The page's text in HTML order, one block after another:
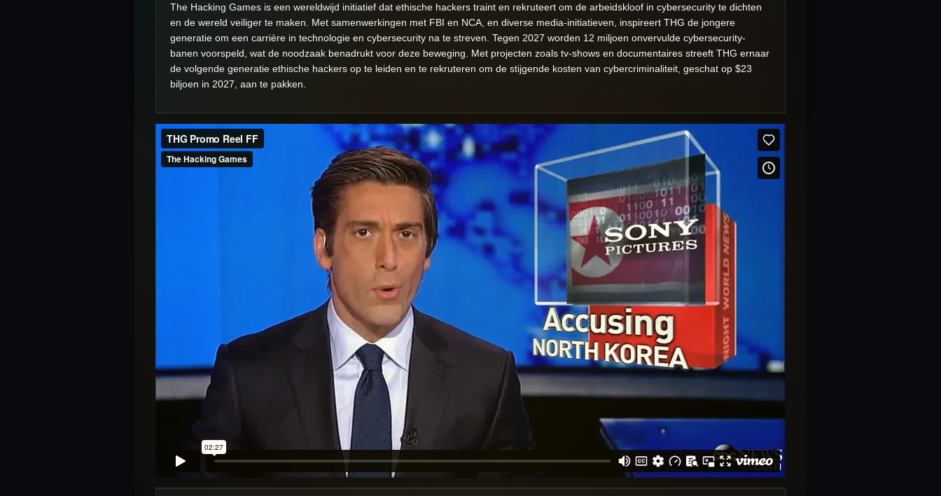
The Hacking Games is een wereldwijd initiatief dat ethische hackers traint en rekruteert om de arbeidskloof in cybersecurity te dichten
en de wereld veiliger te maken. Met samenwerkingen met FBI en NCA, en diverse media-initiatieven, inspireert THG de jongere
generatie om een carrière in technologie en cybersecurity na te streven. Tegen 2027 worden 12 miljoen onvervulde cybersecurity-
banen voorspeld, wat de noodzaak benadrukt voor deze beweging. Met projecten zoals tv-shows en documentaires streeft THG ernaar
de volgende generatie ethische hackers op te leiden en te rekruteren om de stijgende kosten van cybercriminaliteit, geschat op $23
biljoen in 2027, aan te pakken.